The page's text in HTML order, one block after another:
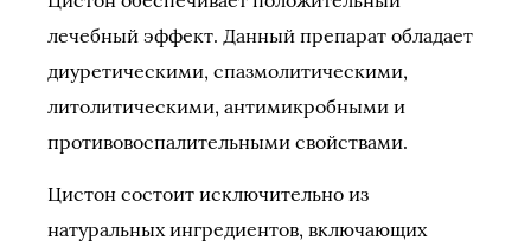
лечебный эффект. Данный препарат обладает
диуретическими, спазмолитическими,
литолитическими, антимикробными и
противовоспалительными свойствами.
Цистон состоит исключительно из
натуральных ингредиентов, включающих